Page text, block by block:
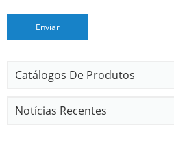
Catálogos De Produtos
Notícias Recentes